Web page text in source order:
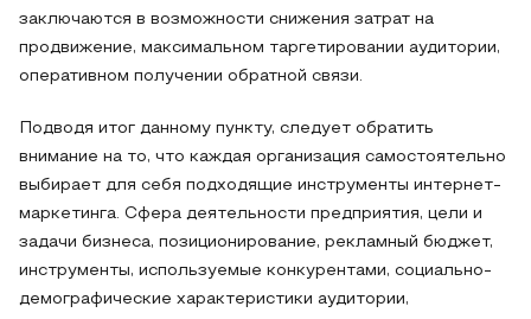
заключаются в возможности снижения затрат на
продвижение, максимальном таргетировании аудитории,
оперативном получении обратной связи.
Подводя итог данному пункту, следует обратить
внимание на то, что каждая организация самостоятельно
выбирает для себя подходящие инструменты интернет-
маркетинга. Сфера деятельности предприятия, цели и
задачи бизнеса, позиционирование, рекламный бюджет,
инструменты, используемые конкурентами, социально-
демографические характеристики аудитории,